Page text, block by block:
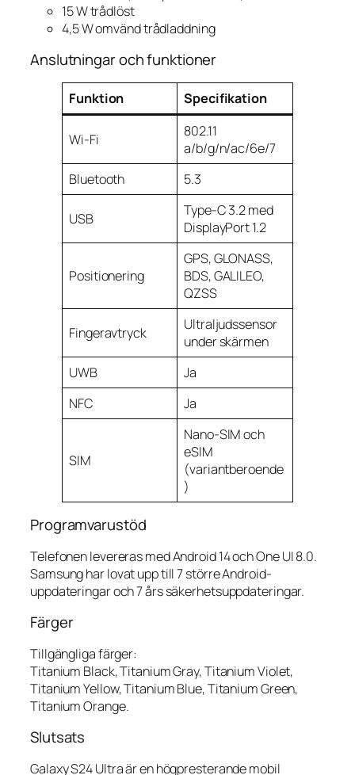
15 W trådlöst
4,5 W omvänd trådladdning
Anslutningar och funktioner
Funktion Specifikation
Wi-Fi
802.11
a/b/g/n/ac/6e/7
Bluetooth
5.3
USB
Type-C 3.2 med
DisplayPort 1.2
Positionering
GPS, GLONASS,
BDS, GALILEO,
QZSS
Fingeravtryck
Ultraljudssensor
under skärmen
UWB
Ja
NFC
Ja
SIM
Nano-SIM och
eSIM
(variantberoende
)
Programvarustöd
Telefonen levereras med Android 14 och One UI 8.0.
Samsung har lovat upp till 7 större Android-
uppdateringar och 7 års säkerhetsuppdateringar.
Färger
Tillgängliga färger:
Titanium Black, Titanium Gray, Titanium Violet,
Titanium Yellow, Titanium Blue, Titanium Green,
Titanium Orange.
Slutsats
Galaxy S24 Ultra är en högpresterande mobil